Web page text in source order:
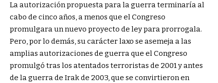
La autorización propuesta para la guerra terminaría al
cabo de cinco años, a menos que el Congreso
promulgara un nuevo proyecto de ley para prorrogala.
Pero, por lo demás, su carácter laxo se asemeja a las
amplias autorizaciones de guerra que el Congreso
promulgó tras los atentados terroristas de 2001 y antes
de la guerra de Irak de 2003, que se convirtieron en